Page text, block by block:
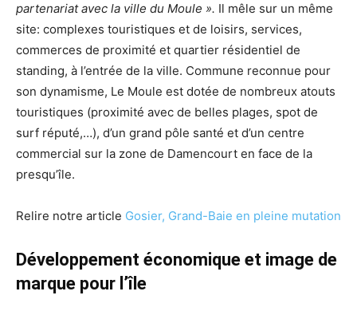
partenariat avec la ville du Moule ». Il mêle sur un même
site: complexes touristiques et de loisirs, services,
commerces de proximité et quartier résidentiel de
standing, à l’entrée de la ville. Commune reconnue pour
son dynamisme, Le Moule est dotée de nombreux atouts
touristiques (proximité avec de belles plages, spot de
surf réputé,…), d’un grand pôle santé et d’un centre
commercial sur la zone de Damencourt en face de la
presqu’île.
Relire notre article Gosier, Grand-Baie en pleine mutation
Développement économique et image de
marque pour l’île